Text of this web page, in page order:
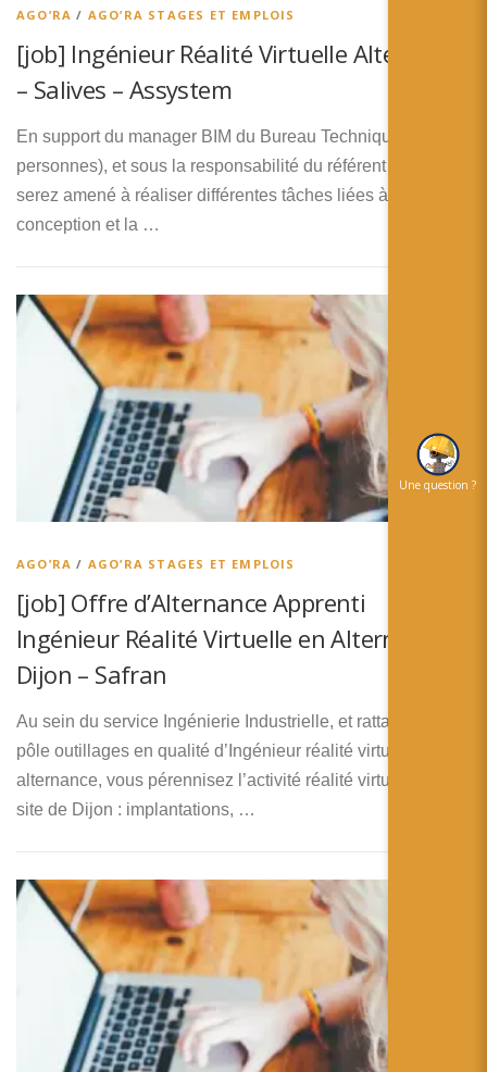
AGO’RA / AGO’RA STAGES ET EMPLOIS
[job] Ingénieur Réalité Virtuelle Alternance
– Salives – Assystem
En support du manager BIM du Bureau Technique (8
personnes), et sous la responsabilité du référent VR, vous
serez amené à réaliser différentes tâches liées à la
conception et la …
AGO’RA / AGO’RA STAGES ET EMPLOIS
[job] Offre d’Alternance Apprenti
Ingénieur Réalité Virtuelle en Alternance –
Dijon – Safran
Au sein du service Ingénierie Industrielle, et rattaché(e) au
pôle outillages en qualité d’Ingénieur réalité virtuelle en
alternance, vous pérennisez l’activité réalité virtuelle sur le
site de Dijon : implantations, …
Une question ?